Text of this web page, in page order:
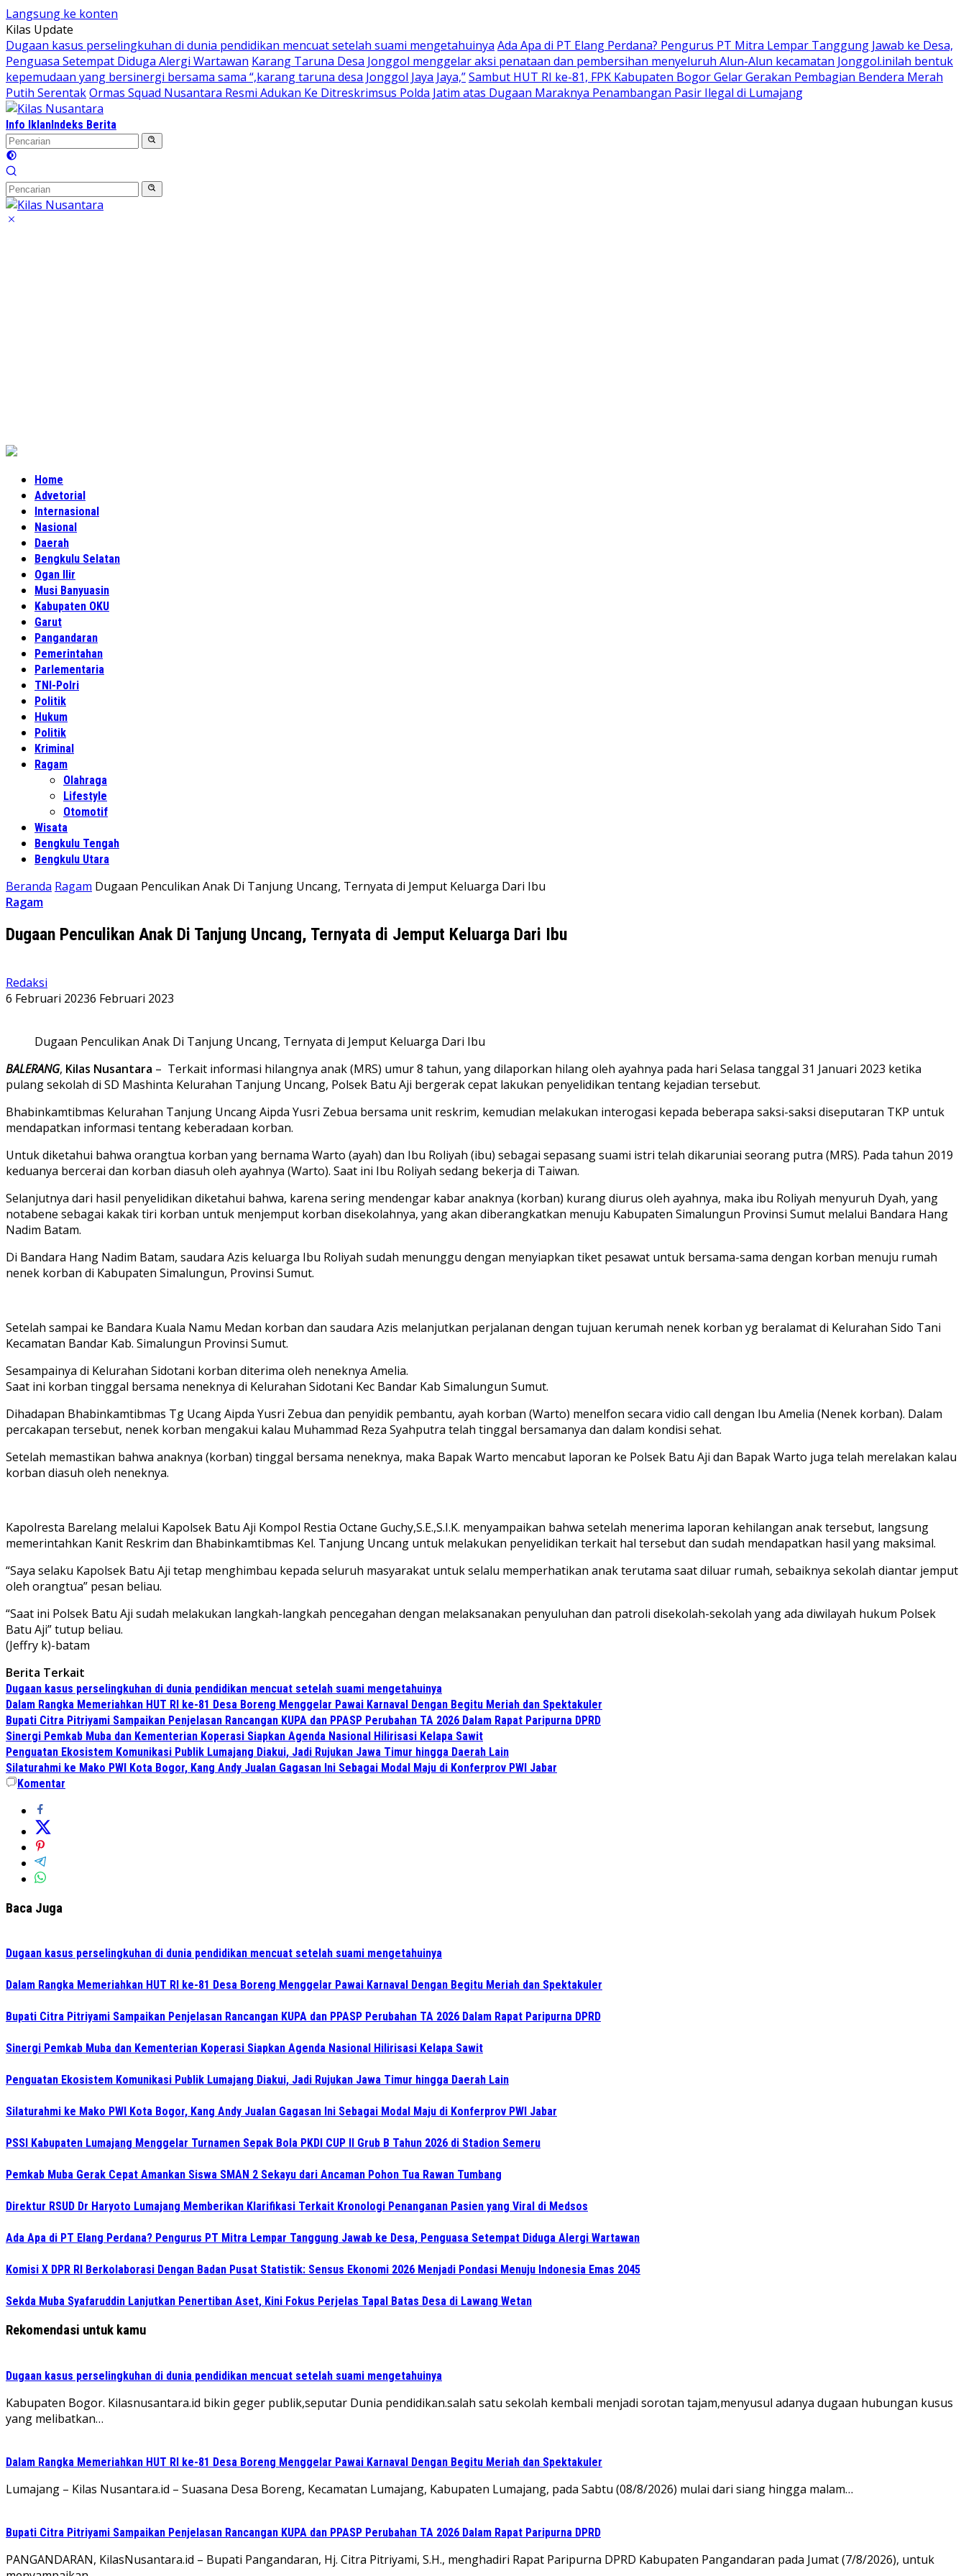
Langsung ke konten
Kilas Update
Dugaan kasus perselingkuhan di dunia pendidikan mencuat setelah suami mengetahuinya Ada Apa di PT Elang Perdana? Pengurus PT Mitra Lempar Tanggung Jawab ke Desa,
Penguasa Setempat Diduga Alergi Wartawan Karang Taruna Desa Jonggol menggelar aksi penataan dan pembersihan menyeluruh Alun-Alun kecamatan Jonggol.inilah bentuk
kepemudaan yang bersinergi bersama sama “,karang taruna desa Jonggol Jaya Jaya,”Sambut HUT RI ke-81, FPK Kabupaten Bogor Gelar Gerakan Pembagian Bendera Merah
Putih SerentakOrmas Squad Nusantara Resmi Adukan Ke Ditreskrimsus Polda Jatim atas Dugaan Maraknya Penambangan Pasir Ilegal di Lumajang
Info IklanIndeks Berita
Home
Advetorial
Internasional
Nasional
Daerah
Bengkulu Selatan
Ogan Ilir
Musi Banyuasin
Kabupaten OKU
Garut
Pangandaran
Pemerintahan
Parlementaria
TNI-Polri
Politik
Hukum
Politik
Kriminal
Ragam
Olahraga
Lifestyle
Otomotif
Wisata
Bengkulu Tengah
Bengkulu Utara
Beranda Ragam Dugaan Penculikan Anak Di Tanjung Uncang, Ternyata di Jemput Keluarga Dari Ibu
Ragam
Dugaan Penculikan Anak Di Tanjung Uncang, Ternyata di Jemput Keluarga Dari Ibu
Redaksi
6 Februari 20236 Februari 2023
Dugaan Penculikan Anak Di Tanjung Uncang, Ternyata di Jemput Keluarga Dari Ibu
BALERANG, Kilas Nusantara – Terkait informasi hilangnya anak (MRS) umur 8 tahun, yang dilaporkan hilang oleh ayahnya pada hari Selasa tanggal 31 Januari 2023 ketika
pulang sekolah di SD Mashinta Kelurahan Tanjung Uncang, Polsek Batu Aji bergerak cepat lakukan penyelidikan tentang kejadian tersebut.
Bhabinkamtibmas Kelurahan Tanjung Uncang Aipda Yusri Zebua bersama unit reskrim, kemudian melakukan interogasi kepada beberapa saksi-saksi diseputaran TKP untuk
mendapatkan informasi tentang keberadaan korban.
Untuk diketahui bahwa orangtua korban yang bernama Warto (ayah) dan Ibu Roliyah (ibu) sebagai sepasang suami istri telah dikaruniai seorang putra (MRS). Pada tahun 2019
keduanya bercerai dan korban diasuh oleh ayahnya (Warto). Saat ini Ibu Roliyah sedang bekerja di Taiwan.
Selanjutnya dari hasil penyelidikan diketahui bahwa, karena sering mendengar kabar anaknya (korban) kurang diurus oleh ayahnya, maka ibu Roliyah menyuruh Dyah, yang
notabene sebagai kakak tiri korban untuk menjemput korban disekolahnya, yang akan diberangkatkan menuju Kabupaten Simalungun Provinsi Sumut melalui Bandara Hang
Nadim Batam.
Di Bandara Hang Nadim Batam, saudara Azis keluarga Ibu Roliyah sudah menunggu dengan menyiapkan tiket pesawat untuk bersama-sama dengan korban menuju rumah
nenek korban di Kabupaten Simalungun, Provinsi Sumut.
Setelah sampai ke Bandara Kuala Namu Medan korban dan saudara Azis melanjutkan perjalanan dengan tujuan kerumah nenek korban yg beralamat di Kelurahan Sido Tani
Kecamatan Bandar Kab. Simalungun Provinsi Sumut.
Sesampainya di Kelurahan Sidotani korban diterima oleh neneknya Amelia.
Saat ini korban tinggal bersama neneknya di Kelurahan Sidotani Kec Bandar Kab Simalungun Sumut.
Dihadapan Bhabinkamtibmas Tg Ucang Aipda Yusri Zebua dan penyidik pembantu, ayah korban (Warto) menelfon secara vidio call dengan Ibu Amelia (Nenek korban). Dalam
percakapan tersebut, nenek korban mengakui kalau Muhammad Reza Syahputra telah tinggal bersamanya dan dalam kondisi sehat.
Setelah memastikan bahwa anaknya (korban) tinggal bersama neneknya, maka Bapak Warto mencabut laporan ke Polsek Batu Aji dan Bapak Warto juga telah merelakan kalau
korban diasuh oleh neneknya.
Kapolresta Barelang melalui Kapolsek Batu Aji Kompol Restia Octane Guchy,S.E.,S.I.K. menyampaikan bahwa setelah menerima laporan kehilangan anak tersebut, langsung
memerintahkan Kanit Reskrim dan Bhabinkamtibmas Kel. Tanjung Uncang untuk melakukan penyelidikan terkait hal tersebut dan sudah mendapatkan hasil yang maksimal.
“Saya selaku Kapolsek Batu Aji tetap menghimbau kepada seluruh masyarakat untuk selalu memperhatikan anak terutama saat diluar rumah, sebaiknya sekolah diantar jemput
oleh orangtua” pesan beliau.
“Saat ini Polsek Batu Aji sudah melakukan langkah-langkah pencegahan dengan melaksanakan penyuluhan dan patroli disekolah-sekolah yang ada diwilayah hukum Polsek
Batu Aji” tutup beliau.
(Jeffry k)-batam
Berita Terkait
Dugaan kasus perselingkuhan di dunia pendidikan mencuat setelah suami mengetahuinya
Dalam Rangka Memeriahkan HUT RI ke-81 Desa Boreng Menggelar Pawai Karnaval Dengan Begitu Meriah dan Spektakuler
Bupati Citra Pitriyami Sampaikan Penjelasan Rancangan KUPA dan PPASP Perubahan TA 2026 Dalam Rapat Paripurna DPRD
Sinergi Pemkab Muba dan Kementerian Koperasi Siapkan Agenda Nasional Hilirisasi Kelapa Sawit
Penguatan Ekosistem Komunikasi Publik Lumajang Diakui, Jadi Rujukan Jawa Timur hingga Daerah Lain
Silaturahmi ke Mako PWI Kota Bogor, Kang Andy Jualan Gagasan Ini Sebagai Modal Maju di Konferprov PWI Jabar
Komentar
Baca Juga
Dugaan kasus perselingkuhan di dunia pendidikan mencuat setelah suami mengetahuinya
Dalam Rangka Memeriahkan HUT RI ke-81 Desa Boreng Menggelar Pawai Karnaval Dengan Begitu Meriah dan Spektakuler
Bupati Citra Pitriyami Sampaikan Penjelasan Rancangan KUPA dan PPASP Perubahan TA 2026 Dalam Rapat Paripurna DPRD
Sinergi Pemkab Muba dan Kementerian Koperasi Siapkan Agenda Nasional Hilirisasi Kelapa Sawit
Penguatan Ekosistem Komunikasi Publik Lumajang Diakui, Jadi Rujukan Jawa Timur hingga Daerah Lain
Silaturahmi ke Mako PWI Kota Bogor, Kang Andy Jualan Gagasan Ini Sebagai Modal Maju di Konferprov PWI Jabar
PSSI Kabupaten Lumajang Menggelar Turnamen Sepak Bola PKDI CUP II Grub B Tahun 2026 di Stadion Semeru
Pemkab Muba Gerak Cepat Amankan Siswa SMAN 2 Sekayu dari Ancaman Pohon Tua Rawan Tumbang
Direktur RSUD Dr Haryoto Lumajang Memberikan Klarifikasi Terkait Kronologi Penanganan Pasien yang Viral di Medsos
Ada Apa di PT Elang Perdana? Pengurus PT Mitra Lempar Tanggung Jawab ke Desa, Penguasa Setempat Diduga Alergi Wartawan
Komisi X DPR RI Berkolaborasi Dengan Badan Pusat Statistik: Sensus Ekonomi 2026 Menjadi Pondasi Menuju Indonesia Emas 2045
Sekda Muba Syafaruddin Lanjutkan Penertiban Aset, Kini Fokus Perjelas Tapal Batas Desa di Lawang Wetan
Rekomendasi untuk kamu
Dugaan kasus perselingkuhan di dunia pendidikan mencuat setelah suami mengetahuinya
Kabupaten Bogor. Kilasnusantara.id bikin geger publik,seputar Dunia pendidikan.salah satu sekolah kembali menjadi sorotan tajam,menyusul adanya dugaan hubungan kusus
yang melibatkan…
Dalam Rangka Memeriahkan HUT RI ke-81 Desa Boreng Menggelar Pawai Karnaval Dengan Begitu Meriah dan Spektakuler
Lumajang – Kilas Nusantara.id – Suasana Desa Boreng, Kecamatan Lumajang, Kabupaten Lumajang, pada Sabtu (08/8/2026) mulai dari siang hingga malam…
Bupati Citra Pitriyami Sampaikan Penjelasan Rancangan KUPA dan PPASP Perubahan TA 2026 Dalam Rapat Paripurna DPRD
PANGANDARAN, KilasNusantara.id – Bupati Pangandaran, Hj. Citra Pitriyami, S.H., menghadiri Rapat Paripurna DPRD Kabupaten Pangandaran pada Jumat (7/8/2026), untuk